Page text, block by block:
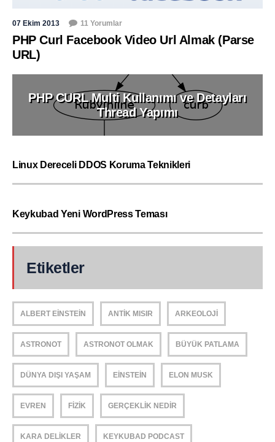
07 Ekim 2013 11 Yorumlar
PHP Curl Facebook Video Url Almak (Parse
URL)
PHP CURL Multi Kullanımı ve Detayları
Thread Yapımı
Linux Dereceli DDOS Koruma Teknikleri
Keykubad Yeni WordPress Teması
Etiketler
ALBERT EINSTEIN ANTIK MISIR ARKEOLOJI
ASTRONOT ASTRONOT OLMAK BÜYÜK PATLAMA
DÜNYA DIŞI YAŞAM EINSTEIN ELON MUSK
EVREN FIZIK GERÇEKLIK NEDIR
KARA DELIKLER KEYKUBAD PODCAST